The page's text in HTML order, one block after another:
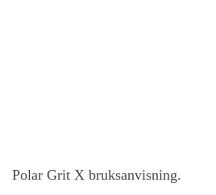
Polar Grit X bruksanvisning.